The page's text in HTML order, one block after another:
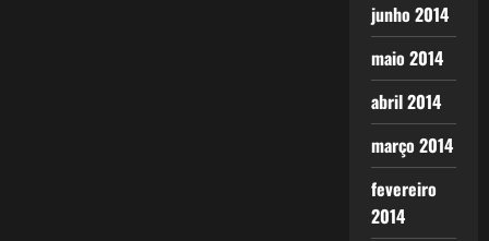
junho 2014
maio 2014
abril 2014
março 2014
fevereiro
2014